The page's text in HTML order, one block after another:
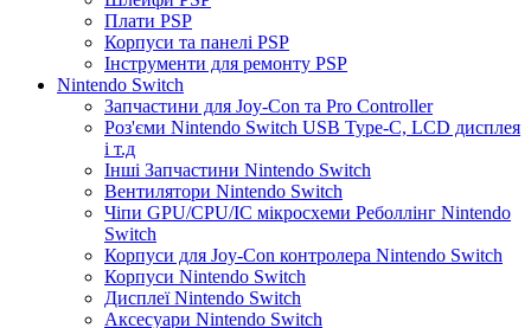
Плати PSP
Корпуси та панелі PSP
Інструменти для ремонту PSP
Nintendo Switch
Запчастини для Joy-Con та Pro Controller
Роз'єми Nintendo Switch USB Type-C, LCD дисплея
і т.д
Інші Запчастини Nintendo Switch
Вентилятори Nintendo Switch
Чіпи GPU/CPU/IC мікросхеми Реболлінг Nintendo
Switch
Корпуси для Joy-Con контролера Nintendo Switch
Корпуси Nintendo Switch
Дисплеї Nintendo Switch
Аксесуари Nintendo Switch